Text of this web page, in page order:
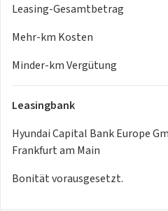
- Blinkleuchte in Aussenspiegel
- DAB-Tuner (Radioempfang
- Dachkonsole mit Leseleuchten
- Digital Key
- Einparkhilfe hinten
- Einparkhilfe vorn
- Einstiegsleisten (Aluminium)
Leasing-Gesamtbetrag
Mehr-km Kosten
Minder-km Vergütung
Leasingbank
Hyundai Capital Bank Europe
Frankfurt am Main
Bonität vorausgesetzt.